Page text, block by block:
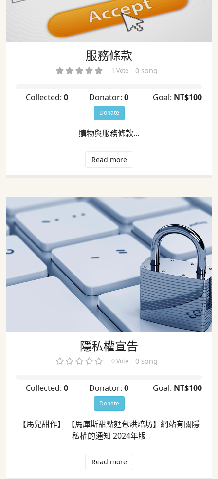
服務條款
1 Vote 0 song
Collected: 0 Donator:0 Goal: NT$100
Donate
購物與服務條款...
Read more
隱私權宣告
隱私權宣告
0 Vote 0 song
Collected: 0 Donator:0 Goal: NT$100
Donate
【馬兒甜作】 【馬庫斯甜點麵包烘焙坊】網站有關隱
私權的通知 2024年版
Read more